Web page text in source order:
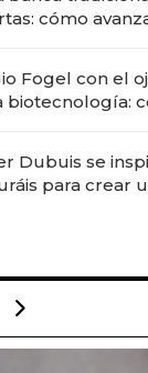
cómo
Fogel con el
biotecnología:
la IA
Dubuis se
para crear